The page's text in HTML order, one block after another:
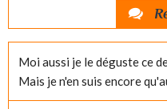
Moi aussi je le déguste ce
Mais je n'en suis encore